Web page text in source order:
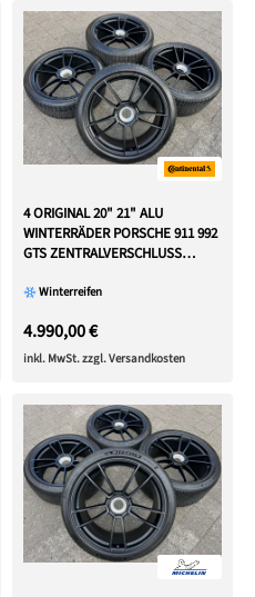
4 ORIGINAL 20" 21" ALU
WINTERRÄDER PORSCHE 911 992
GTS ZENTRALVERSCHLUSS
Winterreifen
4.990,00 €
inkl. MwSt. zzgl. Versandkosten